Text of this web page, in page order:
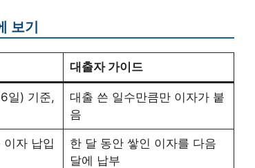
보기
대출자 가이드
일) 기준,
대출 쓴 일수만큼만 이자가 붙
음
이자 납입
한 달 동안 쌓인 이자를 다음
달에 납부